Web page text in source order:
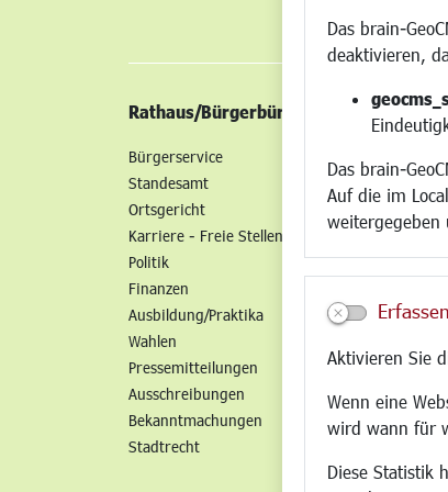
Das brain-
deaktivieren,
Das brain-
Auf die im
weitergegeben
Aktivieren Sie
Wenn eine
wird wann für
Diese Statistik
Rathaus/Bürgerbüro
Bürgerservice
Standesamt
Ortsgericht
Karriere - Freie Stellen
Politik
Finanzen
Ausbildung/Praktika
Wahlen
Pressemitteilungen
Ausschreibungen
Bekanntmachungen
Stadtrecht
Handel
Fairer
Netzwerke
Newsletter